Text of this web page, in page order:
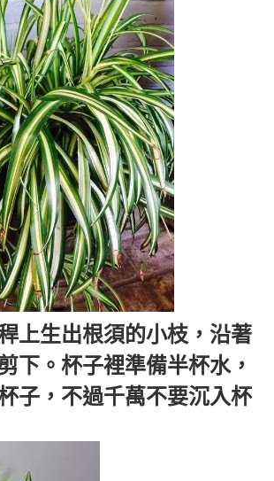
上生出根須的小枝，沿著
下。杯子裡準備半杯水，
子，不過千萬不要沉入杯